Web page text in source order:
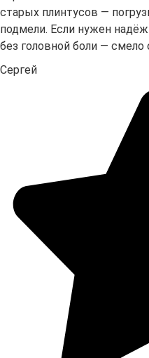
старых плинтусов —
подмели. Если нужен
без головной боли — смело
Сергей